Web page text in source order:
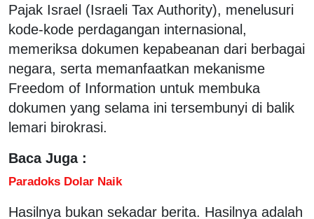
Pajak Israel (Israeli Tax Authority), menelusuri
kode-kode perdagangan internasional,
memeriksa dokumen kepabeanan dari berbagai
negara, serta memanfaatkan mekanisme
Freedom of Information untuk membuka
dokumen yang selama ini tersembunyi di balik
lemari birokrasi.
Baca Juga :
Paradoks Dolar Naik
Hasilnya bukan sekadar berita. Hasilnya adalah